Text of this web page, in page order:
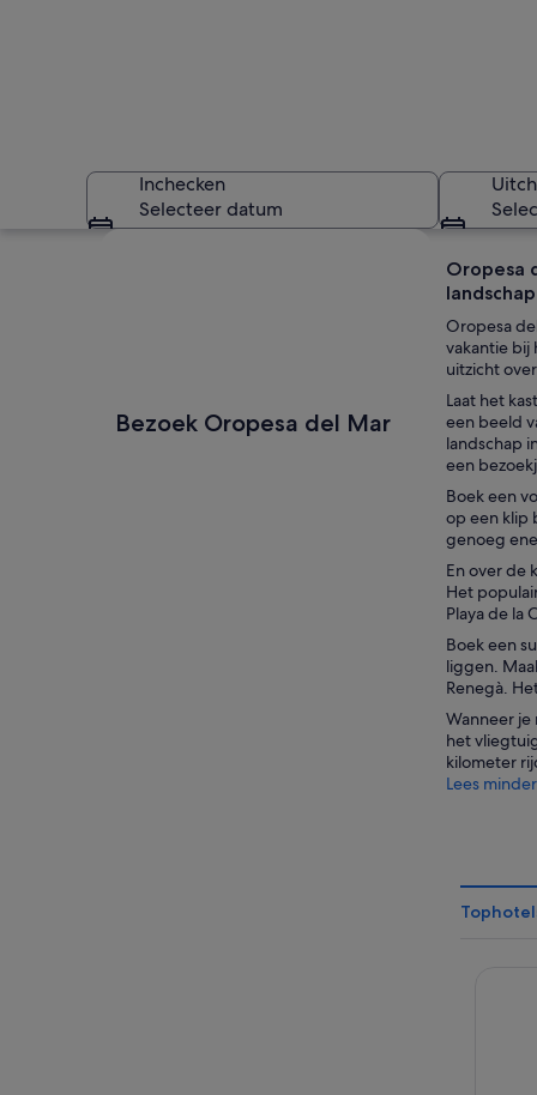
Twee kinderen
Inchecken
Selecteer datum
Bezoek Oropesa del Mar
Oropesa
Oropesa
vakantie bij
uitzicht
Laat het
een beeld
landschap
een
Boek een
op een klip
genoeg
En over de
Het
Playa de la
Boek een
liggen.
Renegà.
Wanneer je
het
kilometer
Lees minder